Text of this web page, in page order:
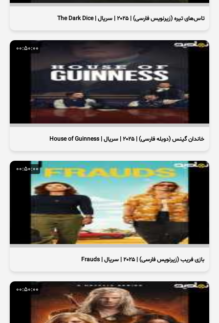
تاس‌های تیره (زیرنویس فارسی) | 2025 | سریال | The Dark Dice
00:50:00
خاندان گینس (دوبله فارسی) | 2025 | سریال | House of Guinness
00:50:00
بازی فریب (زیرنویس فارسی) | 2025 | سریال | Frauds
00:50:00